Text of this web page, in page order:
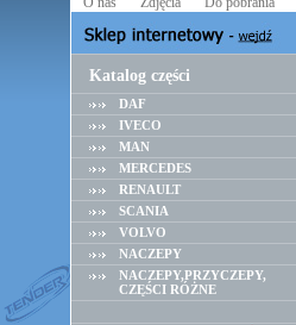
Katalog części
DAF
IVECO
MAN
MERCEDES
RENAULT
SCANIA
VOLVO
NACZEPY
NACZEPY,PRZYCZEPY,
CZĘŚCI RÓŻNE